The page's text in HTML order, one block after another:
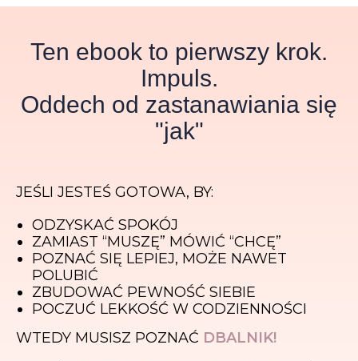
Ten ebook to pierwszy krok.
Impuls.
Oddech od zastanawiania się
"jak"
JEŚLI JESTEŚ GOTOWA, BY:
ODZYSKAĆ SPOKÓJ
ZAMIAST “MUSZĘ” MÓWIĆ “CHCĘ”
POZNAĆ SIĘ LEPIEJ, MOŻE NAWET
POLUBIĆ
ZBUDOWAĆ PEWNOŚĆ SIEBIE
POCZUĆ LEKKOŚĆ W CODZIENNOŚCI
WTEDY MUSISZ POZNAĆ DBALNIK!